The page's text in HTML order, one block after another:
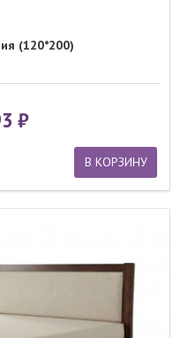
(120*200)
В КОРЗИНУ